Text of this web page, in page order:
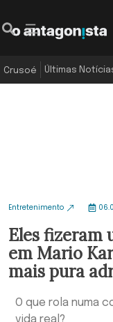
Crusoé Últimas
Entretenimento
Eles fizeram
em Mario
mais pura
O que rola numa
vida real?